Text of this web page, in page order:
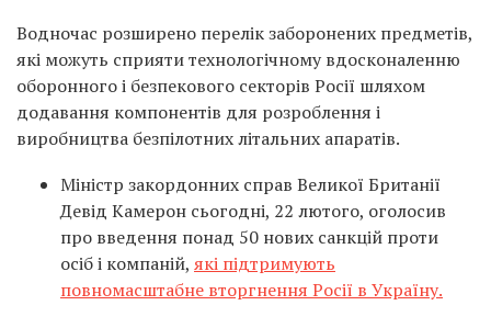
Водночас розширено перелік заборонених предметів,
які можуть сприяти технологічному вдосконаленню
оборонного і безпекового секторів Росії шляхом
додавання компонентів для розроблення і
виробництва безпілотних літальних апаратів.
Міністр закордонних справ Великої Британії
Девід Камерон сьогодні, 22 лютого, оголосив
про введення понад 50 нових санкцій проти
осіб і компаній, які підтримують
повномасштабне вторгнення Росії в Україну.